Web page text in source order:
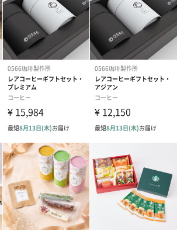
ます。
だく場合、最短のお届け可能日が通常より
ブーケ（ホワイトグリ
ーン）（1,650円）
ブーケ（ピン
（1,650円）